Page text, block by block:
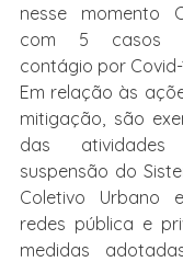
nesse momento
com 5 casos
contágio por Covid-
Em relação às
mitigação, são
das
suspensão do
Coletivo Urbano
redes pública e
medidas